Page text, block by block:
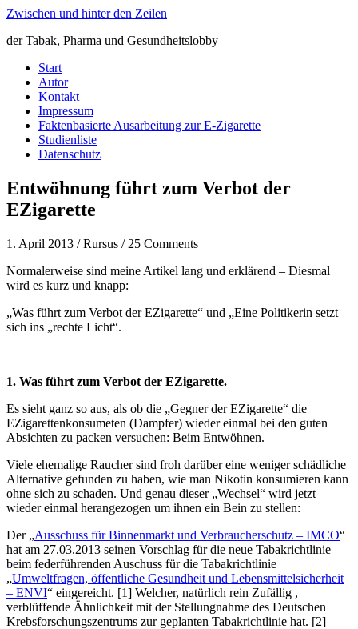
Zwischen und hinter den Zeilen
der Tabak, Pharma und Gesundheitslobby
Start
Autor
Kontakt
Impressum
Faktenbasierte Ausarbeitung zur E-Zigarette
Studienliste
Datenschutz
Entwöhnung führt zum Verbot der
EZigarette
1. April 2013 / Rursus / 25 Comments
Normalerweise sind meine Artikel lang und erklärend – Diesmal
wird es kurz und knapp:
„Was führt zum Verbot der EZigarette“ und „Eine Politikerin setzt
sich ins „rechte Licht“.
1. Was führt zum Verbot der EZigarette.
Es sieht ganz so aus, als ob die „Gegner der EZigarette“ die
EZigarettenkonsumeten (Dampfer) wieder einmal bei den guten
Absichten zu packen versuchen: Beim Entwöhnen.
Viele ehemalige Raucher sind froh darüber eine weniger schädliche
Alternative gefunden zu haben, wie man Nikotin konsumieren kann
ohne sich zu schaden. Und genau dieser „Wechsel“ wird jetzt
wieder einmal herangezogen um ihnen ein Bein zu stellen:
Der „Ausschuss für Binnenmarkt und Verbraucherschutz – IMCO“
hat am 27.03.2013 seinen Vorschlag für die neue Tabakrichtlinie
beim federführenden Auschuss für die Tabakrichtlinie
„Umweltfragen, öffentliche Gesundheit und Lebensmittelsicherheit
– ENVI“ eingereicht. [1] Welcher, natürlich rein Zufällig ,
verblüffende Ähnlichkeit mit der Stellungnahme des Deutschen
Krebsforschungszentrums zur geplanten Tabakrichtlinie hat. [2]